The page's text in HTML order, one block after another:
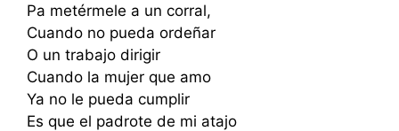
Pa metérmele a un corral,
Cuando no pueda ordeñar
O un trabajo dirigir
Cuando la mujer que amo
Ya no le pueda cumplir
Es que el padrote de mi atajo